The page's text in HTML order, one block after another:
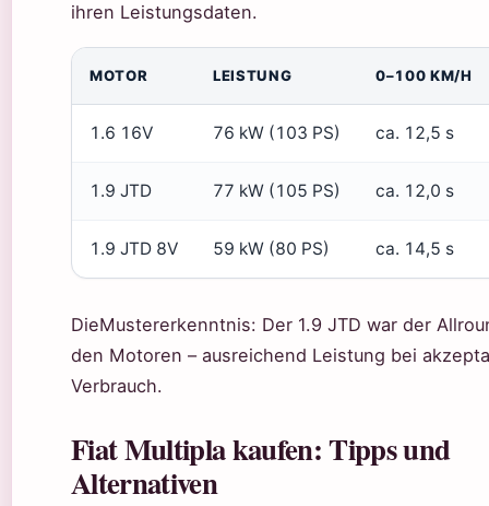
ihren Leistungsdaten.
MOTOR LEISTUNG 0–100 KM/H
1.6 16V 76 kW (103 PS) ca. 12,5 s
1.9 JTD 77 kW (105 PS) ca. 12,0 s
1.9 JTD 8V 59 kW (80 PS) ca. 14,5 s
DieMustererkenntnis: Der 1.9 JTD war der
den Motoren – ausreichend Leistung bei
Verbrauch.
Fiat Multipla kaufen: Tipps und
Alternativen